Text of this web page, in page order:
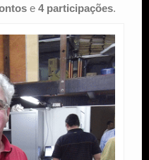
e 4 participações.